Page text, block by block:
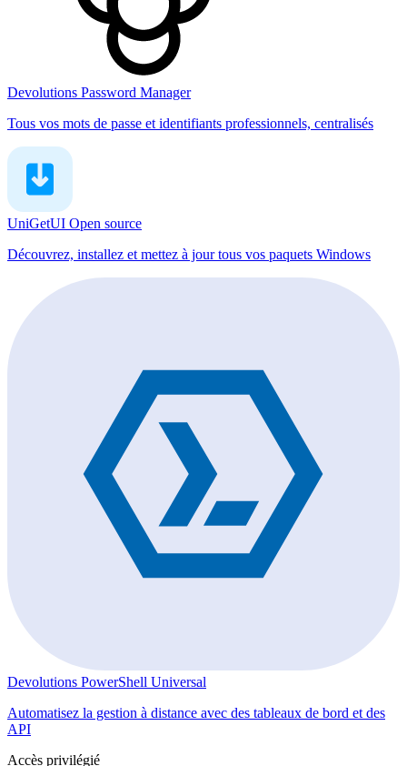
Devolutions Password Manager
Tous vos mots de passe et identifiants professionnels, centralisés
UniGetUI Open source
Découvrez, installez et mettez à jour tous vos paquets Windows
Devolutions PowerShell Universal
Automatisez la gestion à distance avec des tableaux de bord et des
API
Accès privilégié